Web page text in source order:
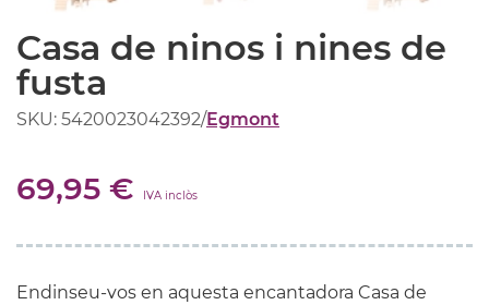
Casa de ninos i nines de
fusta
SKU: 5420023042392/Egmont
69,95 € IVA inclòs
Endinseu-vos en aquesta encantadora Casa de